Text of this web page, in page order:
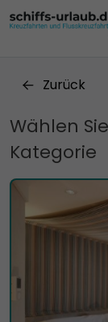
Zurück
Wählen
Kategorie